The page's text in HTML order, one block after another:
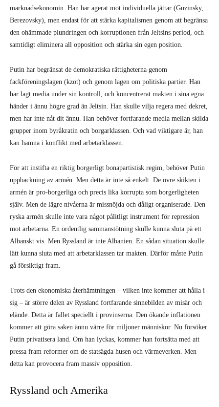
marknadsekonomin. Han har agerat mot individuella jättar (Guzinsky,
Berezovsky), men endast för att stärka kapitalismen genom att begränsa
den ohämmade plundringen och korruptionen från Jeltsins period, och
samtidigt eliminera all opposition och stärka sin egen position.
Putin har begränsat de demokratiska rättigheterna genom
fackföreningslagen (kzot) och genom lagen om politiska partier. Han
har lagt media under sin kontroll, och koncentrerat makten i sina egna
händer i ännu högre grad än Jeltsin. Han skulle vilja regera med dekret,
men har inte nåt dit ännu. Han behöver fortfarande medla mellan skilda
grupper inom byråkratin och borgarklassen. Och vad viktigare är, han
kan hamna i konflikt med arbetarklassen.
För att instifta en riktig borgerligt bonapartistisk regim, behöver Putin
uppbackning av armén. Men detta är inte så enkelt. De övre skikten i
armén är pro-borgerliga och precis lika korrupta som borgerligheten
själv. Men de lägre nivåerna är missnöjda och dåligt organiserade. Den
ryska armén skulle inte vara något pålitligt instrument för repression
mot arbetarna. En ordentlig sammanstötning skulle kunna sluta på ett
Albanskt vis. Men Ryssland är inte Albanien. En sådan situation skulle
lätt kunna sluta med att arbetarklassen tar makten. Därför måste Putin
gå försiktigt fram.
Trots den ekonomiska återhämtningen – vilken inte kommer att hålla i
sig – är större delen av Ryssland fortfarande sinnebilden av misär och
elände. Detta är fallet speciellt i provinserna. Den ökande inflationen
kommer att göra saken ännu värre för miljoner människor. Nu försöker
Putin privatisera land. Om han lyckas, kommer han fortsätta med att
pressa fram reformer om de statsägda husen och värmeverken. Men
detta kan provocera fram massiv opposition.
Ryssland och Amerika